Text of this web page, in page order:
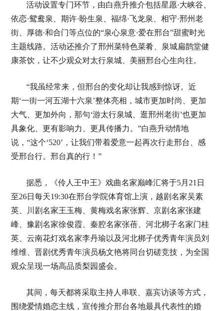
活动设置专门环节，由白燕升推介包括星愿·大峡谷、
依恋·鸳鸯泉、期许·盼生泉、福绵·飞龙泉、相守·邢州老
街、厚德·和合门等点位的“泉心泉意·爱在邢台”甜蜜时光
主题线路。活动还推介了邢州菜特色菜肴、泉城扁鹊堂健
康茶饮，让不少观众对太行泉城、美丽邢台心生向往。
“我虽经常来，但邢台的变化却让我感到惊讶。近
期‘一街一河五湖十六泉’整体亮相，城市更加时尚、更加
大气、更加外向，那句‘游太行泉城、逛邢州老街’也更加
具象化、更有影响力、更具传播力。”白燕升动情地
说，“这个‘520’，让我们带着爱意一起再次行走邢台、感
受邢台行。邢台真的行！”
据悉，《伶人王中王》戏曲名家巅峰汇将于5月21日
至26日每天19:30在邢台学院体育馆上演，越剧名家吴素
英、川剧名家王玉梅、黄梅戏名家张辉、京剧名家张建
峰、豫剧名家徐俊霞、秦腔名家张蓓、河北梆子名家门桂
英、云南花灯戏名家李丹瑜以及河北梆子优秀青年演员刘
维维、晋剧优秀青年演员杨文艳将同台切磋竞技，为全国
观众呈现一场高品质梨园盛会。
其间，每天都将采取主持人串联、嘉宾访谈等方式，
围绕爱情婚恋主线，宣传推介邢台各地最具代表性的婚